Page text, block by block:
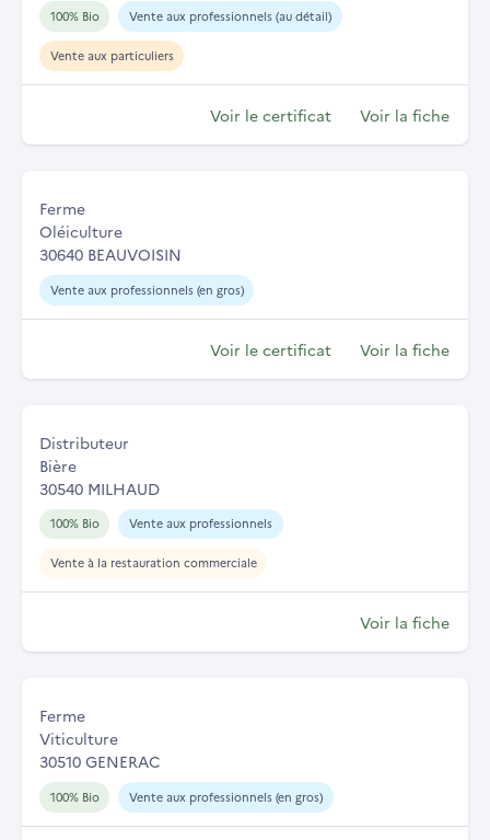
100% Bio Vente aux professionnels (au détail)
Vente aux particuliers
Voir le certificat Voir la fiche
Ferme
Oléiculture
30640 BEAUVOISIN
Vente aux professionnels (en gros)
Voir le certificat Voir la fiche
Distributeur
Bière
30540 MILHAUD
100% Bio Vente aux professionnels
Vente à la restauration commerciale
Voir la fiche
Ferme
Viticulture
30510 GENERAC
100% Bio Vente aux professionnels (en gros)